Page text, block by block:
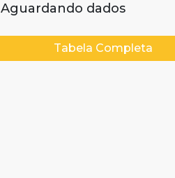
Aguardando dados
Tabela Completa